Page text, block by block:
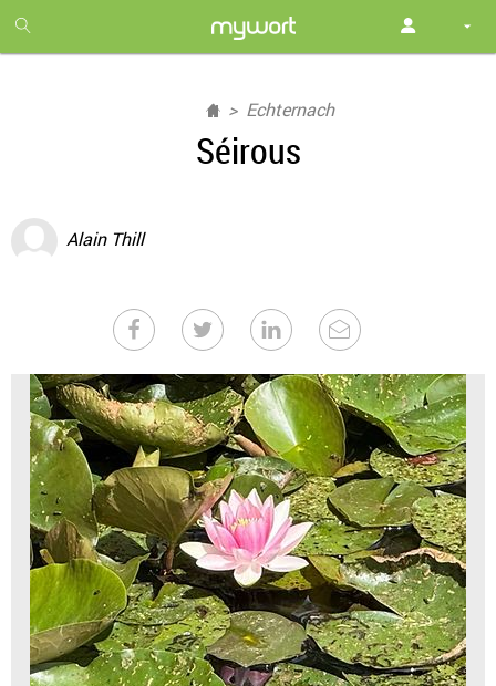
month
free
Echternach
Séirous
Alain Thill